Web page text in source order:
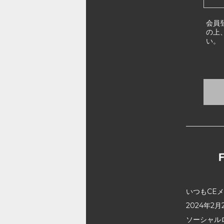
会員
の上
い。
いつもCE
2024年2月
ソーシャ